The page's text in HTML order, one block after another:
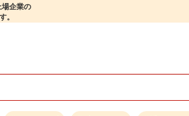
企業の
。